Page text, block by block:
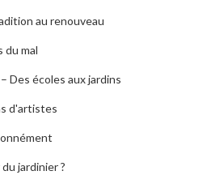
au renouveau
du mal
Des écoles aux jardins
d'artistes
jardinier ?